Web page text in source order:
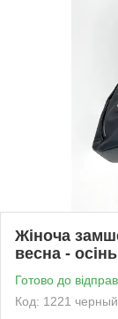
Жіноча
весна - осінь
Готово до
Код: 1221 черный